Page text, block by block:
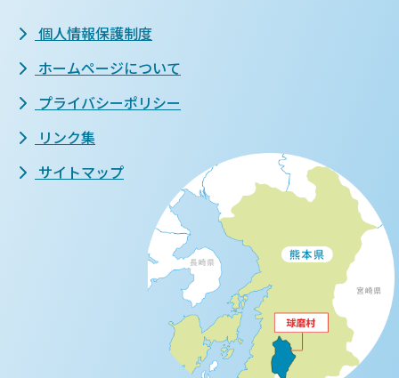
個人情報保護制度
ホームページについて
プライバシーポリシー
リンク集
サイトマップ